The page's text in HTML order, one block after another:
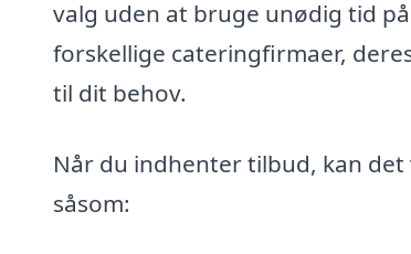
valg uden at bruge unødig tid
forskellige cateringfirmaer,
til dit behov.
Når du indhenter tilbud, kan
såsom: